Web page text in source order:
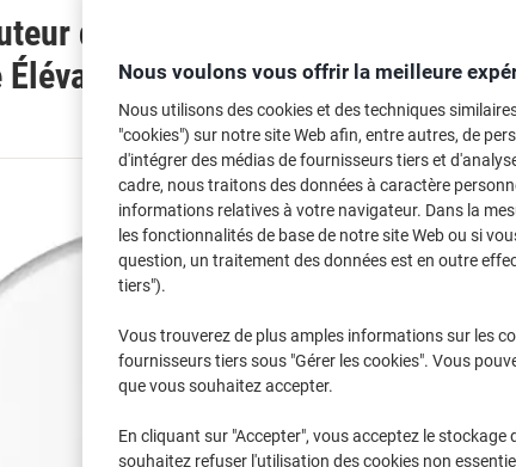
de Papier toilette rouleau
Élévation 55500
Marque : Tork Viking N°. 2882652
1
Nous voulons vous offrir la meilleure
Nous utilisons des cookies et des techniques
"cookies") sur notre site Web afin, entre autres, de
d'intégrer des médias de fournisseurs tiers et
cadre, nous traitons des données à caractère
informations relatives à votre navigateur. Dans la
les fonctionnalités de base de notre site Web ou si
question, un traitement des données est en outre
tiers").
Vous trouverez de plus amples informations sur les
fournisseurs tiers sous "Gérer les cookies". Vous
que vous souhaitez accepter.
En cliquant sur "Accepter", vous acceptez le stockage
souhaitez refuser l'utilisation des cookies non